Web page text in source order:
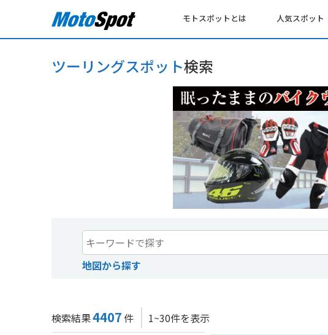
モトスポットとは 人気スポット
ツーリングスポット検索
地図から探す
検索結果4407件 1~30件を表示